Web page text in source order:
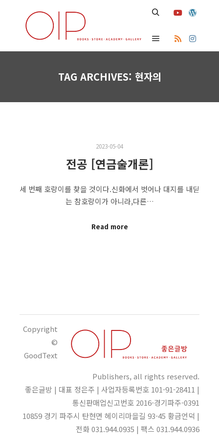
Main menu
TAG ARCHIVES: 현자의
2023-05-04
전공 [연금술개론]
세 번째 호랑이를 찾을 것이다.신화에서 벗어나 대지를 내딛
는 참호랑이가 아니라,다른…
Read more
Copyright
©
GoodText
Publishers, all rights reserved.
좋은글방 | 대표 정은주 | 사업자등록번호 101-91-28411 |
통신판매업신고번호 2016-경기파주-0391
10859 경기 파주시 탄현면 헤이리마을길 93-45 황금언덕 |
전화 031.944.0935 | 팩스 031.944.0936